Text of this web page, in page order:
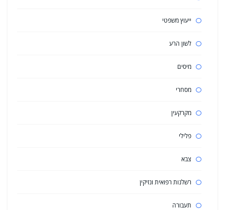
ייעוץ משפטי
לשון הרע
מיסים
מסחרי
מקרקעין
פלילי
צבא
רשלנות רפואית ונזיקין
תעבורה